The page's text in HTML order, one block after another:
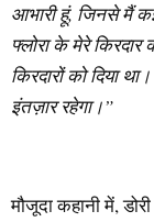
आभारी हूं, जिनसे मैं
फ्लोरा के मेरे किरदार
किरदारों को दिया
इंतज़ार रहेगा।”
मौजूदा कहानी में,